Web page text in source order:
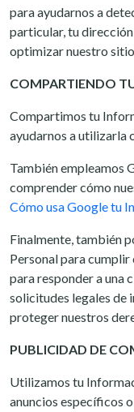
para ayudarnos a
particular, tu dirección
optimizar nuestro
COMPARTIENDO
Compartimos tu
ayudarnos a utilizarla
También empleamos
comprender cómo
Cómo usa Google tu
Finalmente, también
Personal para cumplir
para responder a una
solicitudes legales de
proteger nuestros
PUBLICIDAD DE
Utilizamos tu
anuncios específicos